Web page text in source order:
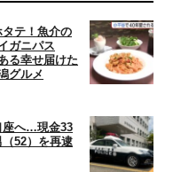
テ！魚介の
ガニパス
る幸せ届けた
グルメ
座へ…現金33
52）を再逮